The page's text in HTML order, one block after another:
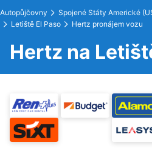
Autopůjčovny Spojené Státy Americké
Letiště El Paso
Hertz pronájem vozu
Hertz na